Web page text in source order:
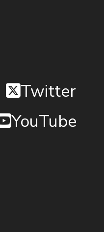
Twitter
YouTube